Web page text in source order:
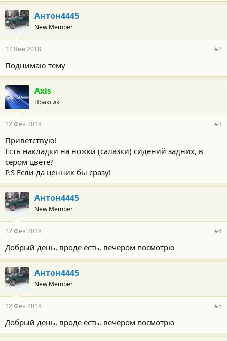
Антон4445
New Member
17 Янв 2018 #2
Поднимаю тему
Axis
Практик
12 Фев 2018 #3
Приветствую!
Есть накладки на ножки (салазки) сидений задних, в
сером цвете?
P.S Если да ценник бы сразу!
Антон4445
New Member
12 Фев 2018 #4
Добрый день, вроде есть, вечером посмотрю
Антон4445
New Member
12 Фев 2018 #5
Добрый день, вроде есть, вечером посмотрю